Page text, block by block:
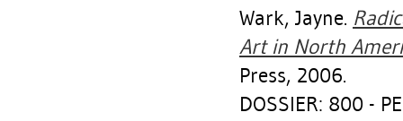
Wark, Jayne.
Art in North
Press, 2006.
DOSSIER: 800 -